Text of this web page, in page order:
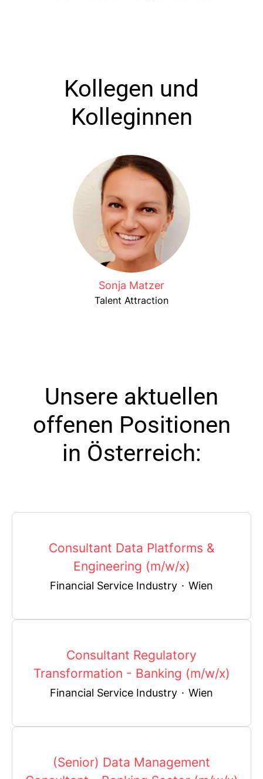
Kollegen und
Kolleginnen
Sonja Matzer
Talent Attraction
Unsere aktuellen
offenen Positionen
in Österreich:
Consultant Data Platforms &
Engineering (m/w/x)
Financial Service Industry · Wien
Consultant Regulatory
Transformation - Banking (m/w/x)
Financial Service Industry · Wien
(Senior) Data Management